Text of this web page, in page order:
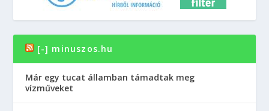
[-] minuszos.hu
Már egy tucat államban támadtak meg
vízműveket